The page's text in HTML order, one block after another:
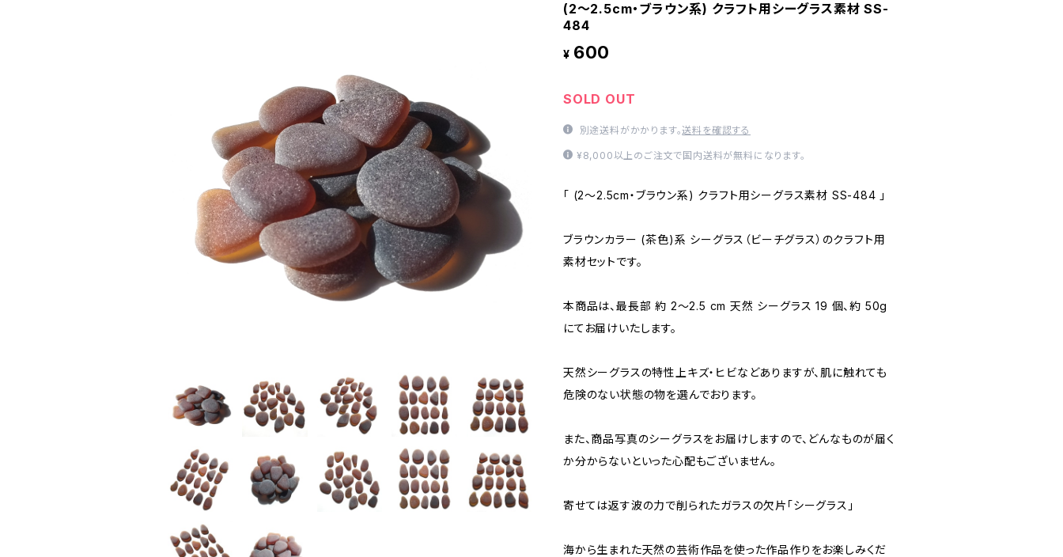
(2～2.5cm・ブラウン系) クラフト用シーグラス素材 SS-
484
¥ 600
SOLD OUT
別途送料がかかります。送料を確認する
¥8,000以上のご注文で国内送料が無料になります。
「 (2～2.5cm・ブラウン系) クラフト用シーグラス素材 SS-484 」
ブラウンカラー (茶色)系 シーグラス（ビーチグラス）のクラフト用
素材セットです。
本商品は、最長部 約 2～2.5 cm 天然 シーグラス 19 個、約 50g
にてお届けいたします。
天然シーグラスの特性上キズ・ヒビなどありますが、肌に触れても
危険のない状態の物を選んでおります。
また、商品写真のシーグラスをお届けしますので、どんなものが届く
か分からないといった心配もございません。
寄せては返す波の力で削られたガラスの欠片「シーグラス」
海から生まれた天然の芸術作品を使った作品作りをお楽しみくだ